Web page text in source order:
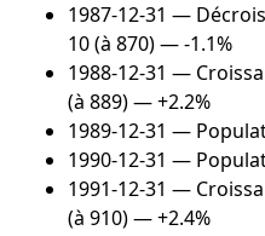
1987-12-31 —
10 (à 870) — -1.1%
1988-12-31 —
(à 889) — +2.2%
1989-12-31 —
1990-12-31 —
1991-12-31 —
(à 910) — +2.4%